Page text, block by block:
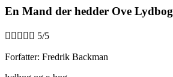
En Mand der hedder Ove Lydbog
     5/5
Forfatter: Fredrik Backman